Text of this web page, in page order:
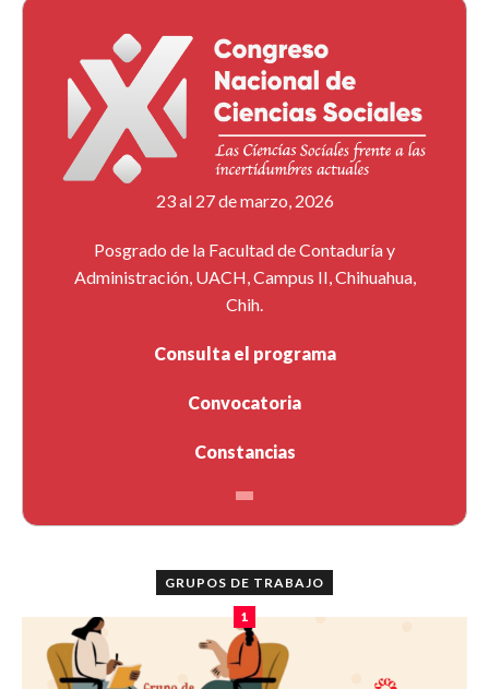
23 al 27 de marzo, 2026
Posgrado de la Facultad de Contaduría y
Administración, UACH, Campus II, Chihuahua,
Chih.
Consulta el programa
Convocatoria
Constancias
GRUPOS DE TRABAJO
1